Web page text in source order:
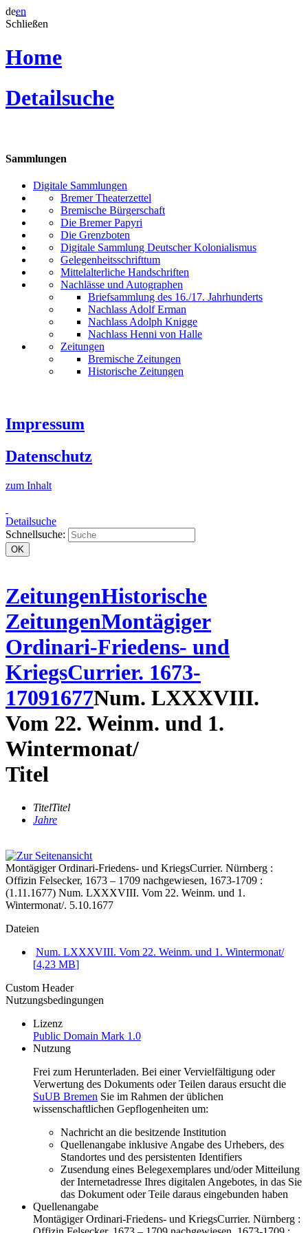
deen
Schließen
Home
Detailsuche
Sammlungen
Digitale Sammlungen
Bremer Theaterzettel
Bremische Bürgerschaft
Die Bremer Papyri
Die Grenzboten
Digitale Sammlung Deutscher Kolonialismus
Gelegenheitsschrifttum
Mittelalterliche Handschriften
Nachlässe und Autographen
Briefsammlung des 16./17. Jahrhunderts
Nachlass Adolf Erman
Nachlass Adolph Knigge
Nachlass Henni von Halle
Zeitungen
Bremische Zeitungen
Historische Zeitungen
Impressum
Datenschutz
zum Inhalt
Detailsuche
Schnellsuche:
OK
ZeitungenHistorische
ZeitungenMontägiger
Ordinari-Friedens- und
KriegsCurrier. 1673-
17091677Num. LXXXVIII.
Vom 22. Weinm. und 1.
Wintermonat/
Titel
TitelTitel
Jahre
Montägiger Ordinari-Friedens- und KriegsCurrier. Nürnberg :
Offizin Felsecker, 1673 – 1709 nachgewiesen, 1673-1709 :
(1.11.1677) Num. LXXXVIII. Vom 22. Weinm. und 1.
Wintermonat/. 5.10.1677
Dateien
Num. LXXXVIII. Vom 22. Weinm. und 1. Wintermonat/
[4,23 MB]
Custom Header
Nutzungsbedingungen
Lizenz
Public Domain Mark 1.0
Nutzung
Frei zum Herunterladen. Bei einer Vervielfältigung oder
Verwertung des Dokuments oder Teilen daraus ersucht die
SuUB Bremen Sie im Rahmen der üblichen
wissenschaftlichen Gepflogenheiten um:
Nachricht an die besitzende Institution
Quellenangabe inklusive Angabe des Urhebers, des
Standortes und des persistenten Identifiers
Zusendung eines Belegexemplares und/oder Mitteilung
der Internetadresse Ihres digitalen Angebotes, in das Sie
das Dokument oder Teile daraus eingebunden haben
Quellenangabe
Montägiger Ordinari-Friedens- und KriegsCurrier. Nürnberg :